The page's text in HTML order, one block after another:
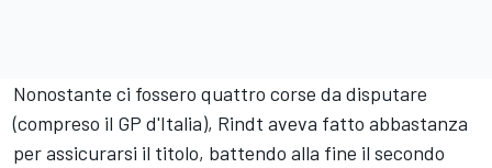
Nonostante ci fossero quattro corse da disputare
(compreso il GP d'Italia), Rindt aveva fatto abbastanza
per assicurarsi il titolo, battendo alla fine il secondo